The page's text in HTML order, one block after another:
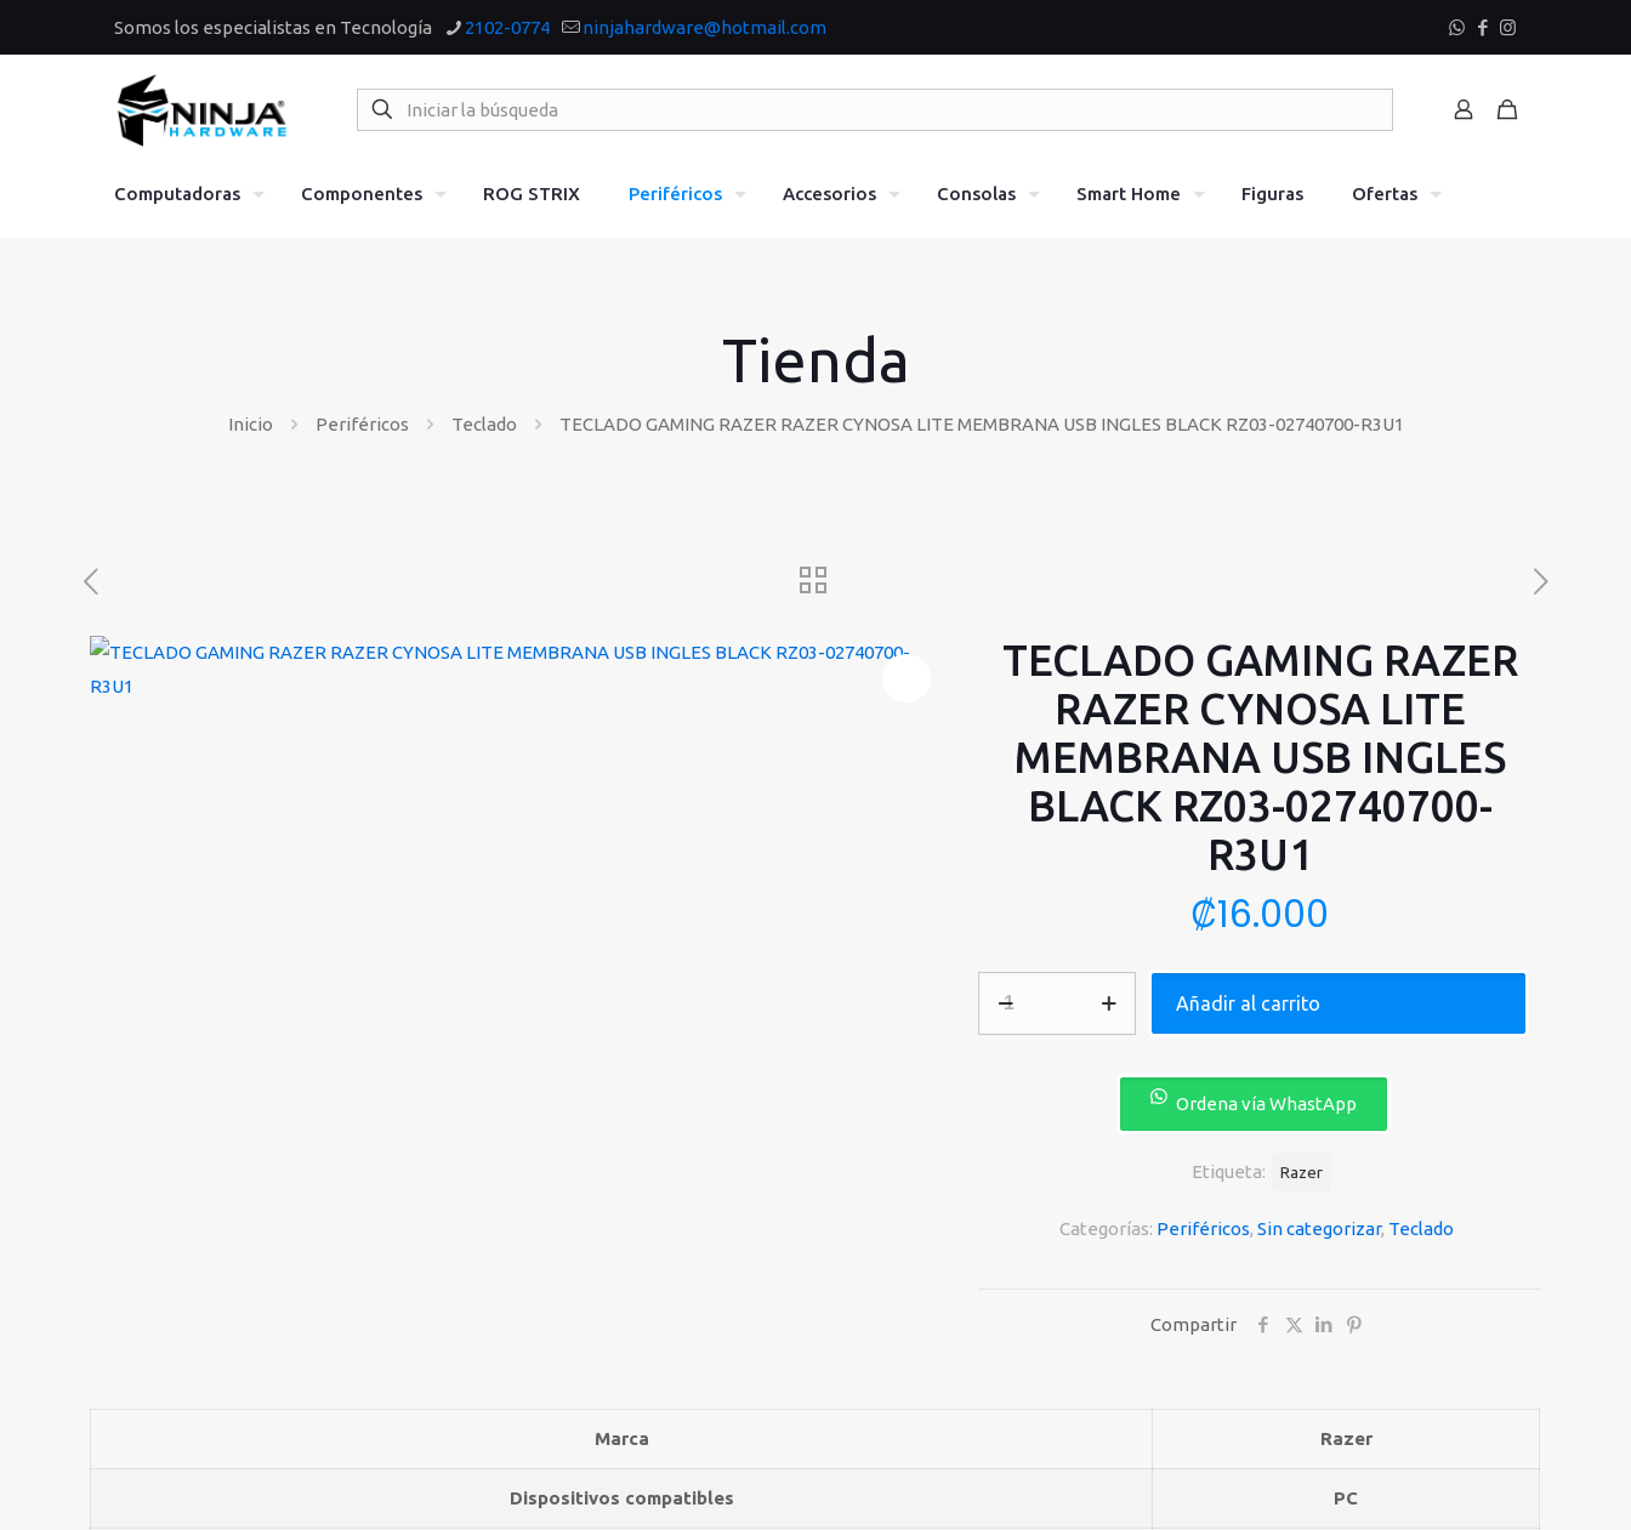
Somos los especialistas en Tecnología 2102-0774 ninjahardware@hotmail.com
Computadoras Componentes ROG STRIX Periféricos Accesorios Consolas Smart Home Figuras Ofertas
Tienda
Inicio Periféricos Teclado TECLADO GAMING RAZER RAZER CYNOSA LITE MEMBRANA USB INGLES BLACK RZ03-02740700-R3U1
TECLADO GAMING RAZER
RAZER CYNOSA LITE
MEMBRANA USB INGLES
BLACK RZ03-02740700-
R3U1
₡16.000
Añadir al carrito
Ordena vía WhastApp
Categorías: Periféricos, Sin categorizar, Teclado
Etiqueta: Razer
Compartir
Marca Razer
Dispositivos compatibles PC